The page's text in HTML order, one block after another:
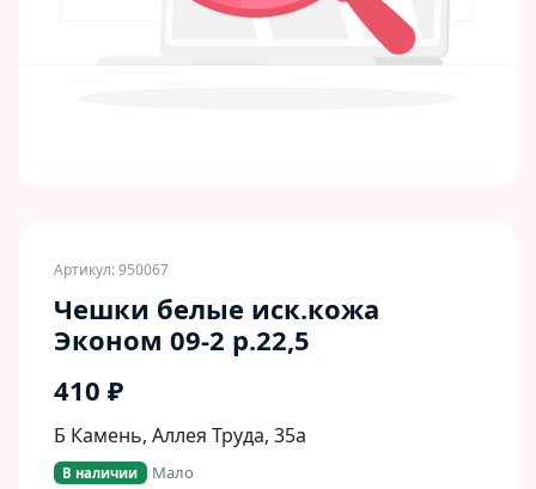
Артикул: 950067
Чешки белые иск.кожа
Эконом 09-2 р.22,5
410 ₽
Б Камень, Аллея Труда, 35а
В наличии Мало